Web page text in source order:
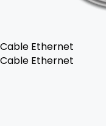
Cable Ethernet
Cable Ethernet